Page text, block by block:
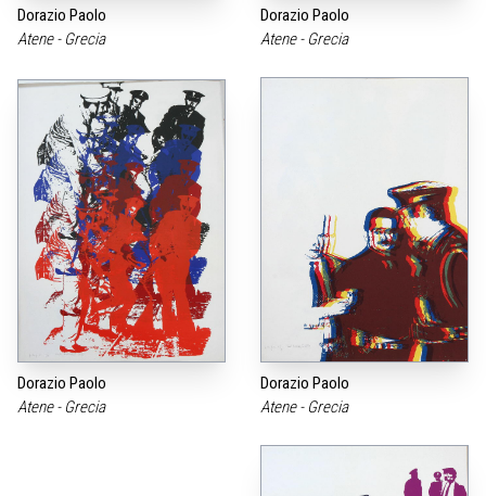
Dorazio Paolo
Atene - Grecia
Dorazio Paolo
Atene - Grecia
Dorazio Paolo
Atene - Grecia
Dorazio Paolo
Atene - Grecia